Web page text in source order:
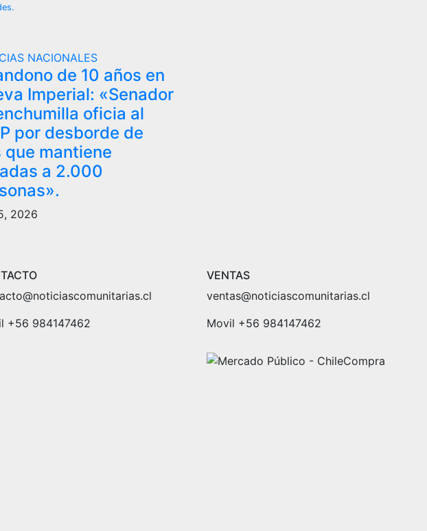
NACIONALES
de 10 años en
Imperial: «Senador
oficia al
por desborde de
que mantiene
a 2.000
2026
+56 984147462
VENTAS
ventas@noticiascomunitarias.cl
Movil +56 984147462